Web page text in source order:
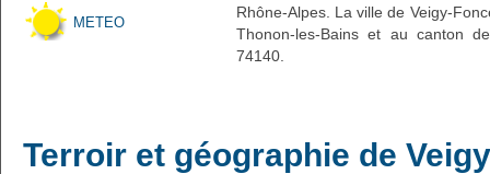
METEO
Rhône-Alpes. La ville de Veigy-
Thonon-les-Bains et au canton
74140.
Terroir et géographie de